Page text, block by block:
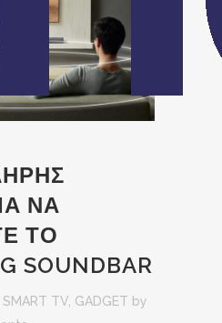
ΝΑ
ΤΟ
SOUNDBAR
SMART TV GADGET by